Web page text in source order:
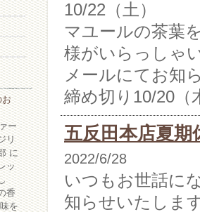
ー
リ
に
ッ
香
を
10/22（土）
マユールの茶葉
様がいらっしゃ
メールにてお知
締め切り10/20
五反田本店夏
2022/6/28
いつもお世話に
知らせいたしま